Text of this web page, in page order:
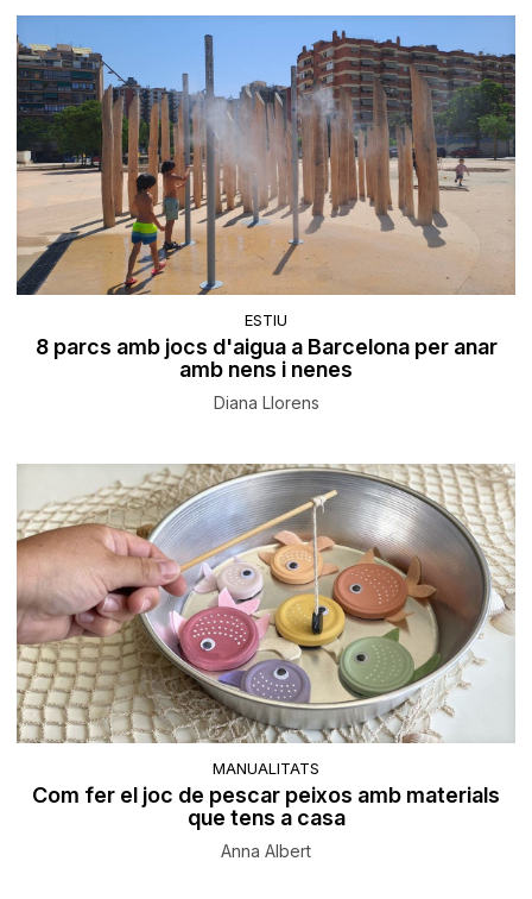
ESTIU
8 parcs amb jocs d'aigua a Barcelona per anar
amb nens i nenes
Diana Llorens
MANUALITATS
Com fer el joc de pescar peixos amb materials
que tens a casa
Anna Albert